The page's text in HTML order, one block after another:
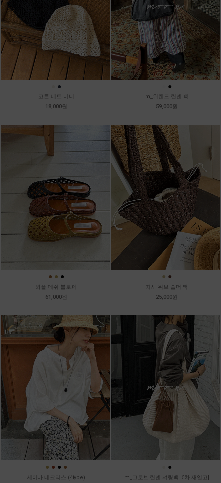
●
코튼 네트 비니
18,000원
●
m_위켄드 린넨 백
59,000원
● ● ●
와플 메쉬 블로퍼
61,000원
● ●
지사 위브 숄더 백
25,000원
● ● ● ●
세이바 네크리스 (4type)
●
m_그로브 린넨 셔링백 [5차 재입고]